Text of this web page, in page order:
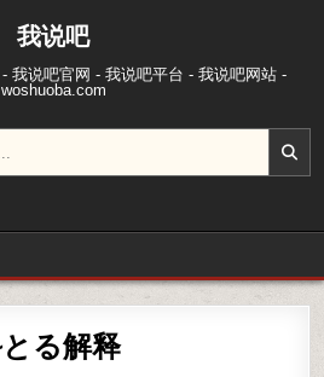
我说吧
我说吧官网 - 我说吧平台 - 我说吧网站 -
woshuoba.com
る解释